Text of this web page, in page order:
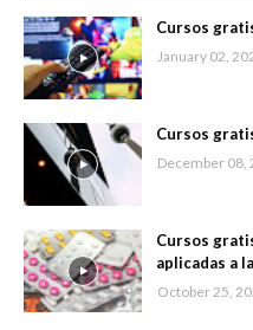
Cursos
January 02,
Cursos
December 08,
Cursos
aplicadas a
October 25,